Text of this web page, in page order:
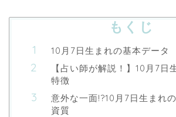
もくじ
10月7日生まれの基本データ
【占い師が解説！】10月7日
特徴
意外な一面!?10月7日生まれ
資質